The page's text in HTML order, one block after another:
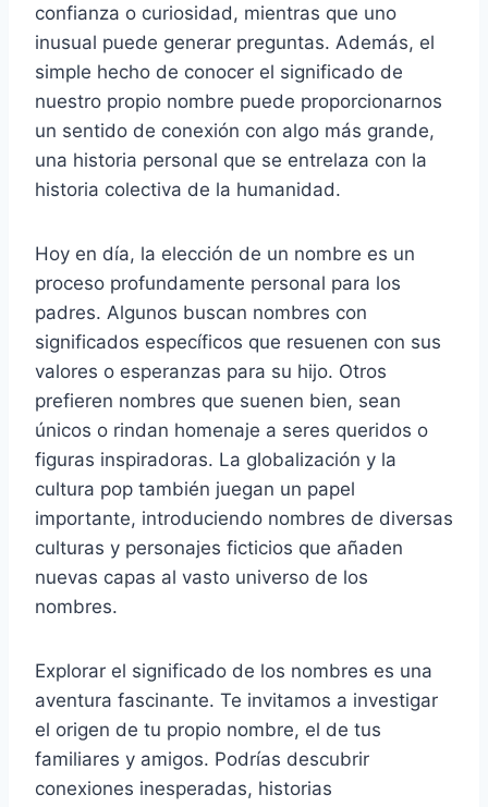
confianza o curiosidad, mientras que uno
inusual puede generar preguntas. Además, el
simple hecho de conocer el significado de
nuestro propio nombre puede proporcionarnos
un sentido de conexión con algo más grande,
una historia personal que se entrelaza con la
historia colectiva de la humanidad.
Hoy en día, la elección de un nombre es un
proceso profundamente personal para los
padres. Algunos buscan nombres con
significados específicos que resuenen con sus
valores o esperanzas para su hijo. Otros
prefieren nombres que suenen bien, sean
únicos o rindan homenaje a seres queridos o
figuras inspiradoras. La globalización y la
cultura pop también juegan un papel
importante, introduciendo nombres de diversas
culturas y personajes ficticios que añaden
nuevas capas al vasto universo de los
nombres.
Explorar el significado de los nombres es una
aventura fascinante. Te invitamos a investigar
el origen de tu propio nombre, el de tus
familiares y amigos. Podrías descubrir
conexiones inesperadas, historias